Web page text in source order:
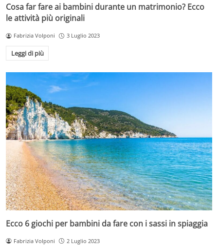
Cosa far fare ai bambini durante un matrimonio? Ecco
le attività più originali
Fabrizia Volponi 3 Luglio 2023
Leggi di più
Ecco 6 giochi per bambini da fare con i sassi in spiaggia
Fabrizia Volponi 2 Luglio 2023